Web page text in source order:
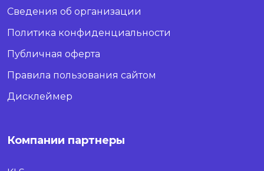
Сведения об организации
Политика конфиденциальности
Публичная оферта
Правила пользования сайтом
Дисклеймер
Компании партнеры